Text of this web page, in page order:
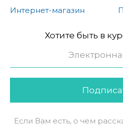
Интернет-магазин
Хотите быть в
Если Вам есть, о чем